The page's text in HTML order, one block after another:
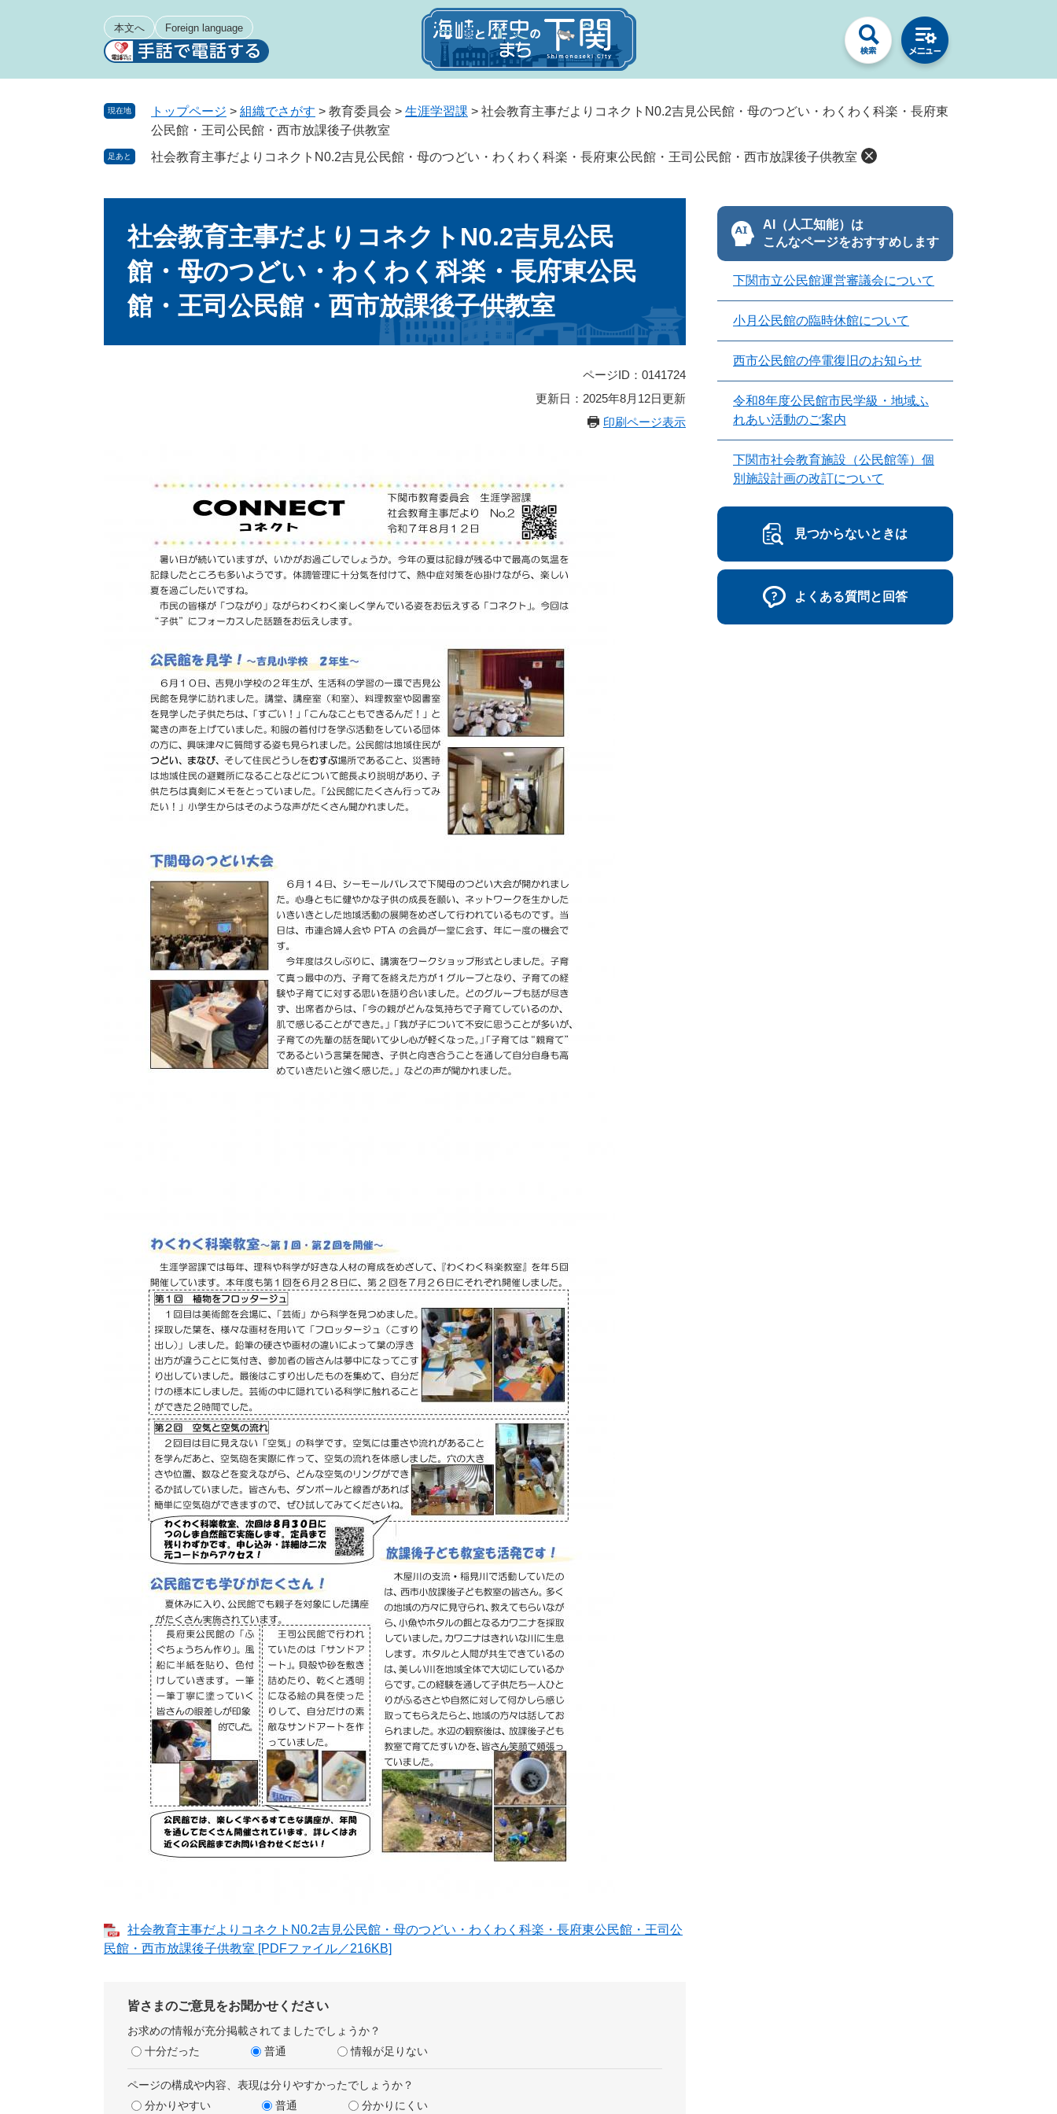
本文へ Foreign language
現在地 トップページ > 組織でさがす > 教育委員会 > 生涯学習課 > 社会教育主事だよりコネクトN0.2吉見公民館・母のつどい・わくわく科楽・長府東
公民館・王司公民館・西市放課後子供教室
足あと 社会教育主事だよりコネクトN0.2吉見公民館・母のつどい・わくわく科楽・長府東公民館・王司公民館・西市放課後子供教室
社会教育主事だよりコネクトN0.2吉見公民
館・母のつどい・わくわく科楽・長府東公民
館・王司公民館・西市放課後子供教室
ページID：0141724
更新日：2025年8月12日更新
印刷ページ表示
社会教育主事だよりコネクトN0.2吉見公民館・母のつどい・わくわく科楽・長府東公民館・王司公
民館・西市放課後子供教室 [PDFファイル／216KB]
皆さまのご意見をお聞かせください
お求めの情報が充分掲載されてましたでしょうか？
十分だった
普通 情報が足りない
ページの構成や内容、表現は分りやすかったでしょうか？
分かりやすい
普通 分かりにくい
AI（人工知能）は
こんなページをおすすめします
下関市立公民館運営審議会について
小月公民館の臨時休館について
西市公民館の停電復旧のお知らせ
令和8年度公民館市民学級・地域ふ
れあい活動のご案内
下関市社会教育施設（公民館等）個
別施設計画の改訂について
見つからないときは
よくある質問と回答